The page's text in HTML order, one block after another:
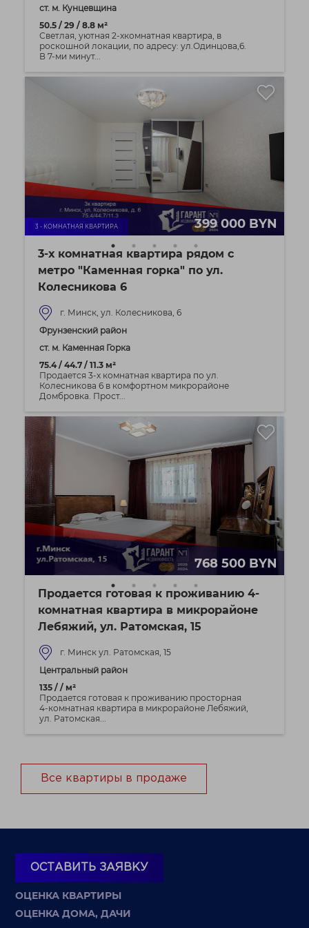
ст. м. Кунцевщина
50.5 / 29 / 8.8 м²
Светлая, уютная 2-хкомнатная квартира, в
роскошной локации, по адресу: ул.Одинцова,6.
В 7-ми минут...
3 - КОМНАТНАЯ КВАРТИРА 399 000 BYN
3-х комнатная квартира рядом с
метро "Каменная горка" по ул.
Колесникова 6
г. Минск, ул. Колесникова, 6
Фрунзенский район
ст. м. Каменная Горка
75.4 / 44.7 / 11.3 м²
Продается 3-х комнатная квартира по ул.
Колесникова 6 в комфортном микрорайоне
Домбровка. Прост...
768 500 BYN
Продается готовая к проживанию 4-
комнатная квартира в микрорайоне
Лебяжий, ул. Ратомская, 15
г. Минск ул. Ратомская, 15
Центральный район
135 / / м²
Продается готовая к проживанию просторная
4-комнатная квартира в микрорайоне Лебяжий,
ул. Ратомская...
Все квартиры в продаже
ОСТАВИТЬ ЗАЯВКУ
ОЦЕНКА КВАРТИРЫ
ОЦЕНКА ДОМА, ДАЧИ